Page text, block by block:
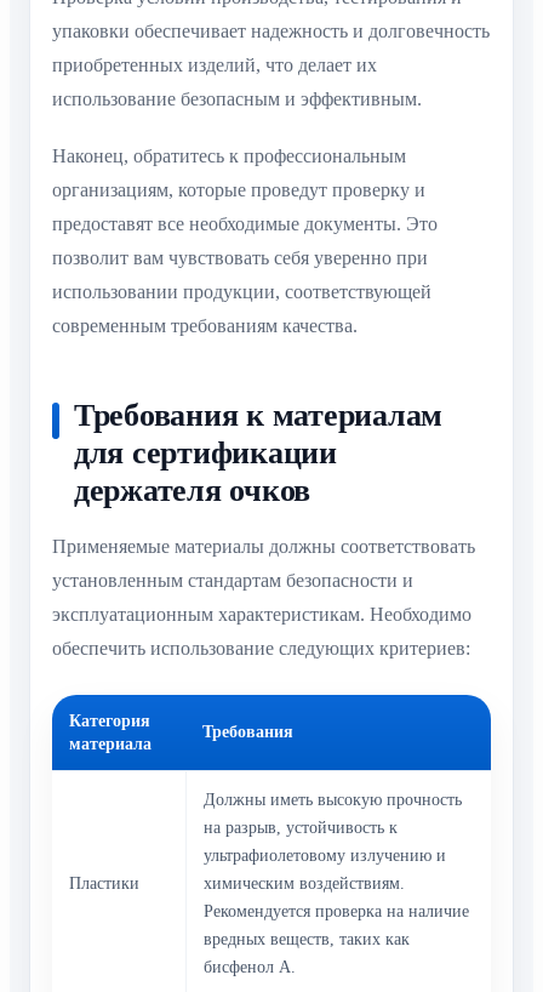
упаковки обеспечивает надежность и долговечность
приобретенных изделий, что делает их
использование безопасным и эффективным.
Наконец, обратитесь к профессиональным
организациям, которые проведут проверку и
предоставят все необходимые документы. Это
позволит вам чувствовать себя уверенно при
использовании продукции, соответствующей
современным требованиям качества.
Требования к материалам
для сертификации
держателя очков
Применяемые материалы должны соответствовать
установленным стандартам безопасности и
эксплуатационным характеристикам. Необходимо
обеспечить использование следующих критериев:
Категория
материала
Требования
Пластики
Должны иметь высокую прочность
на разрыв, устойчивость к
ультрафиолетовому излучению и
химическим воздействиям.
Рекомендуется проверка на наличие
вредных веществ, таких как
бисфенол А.